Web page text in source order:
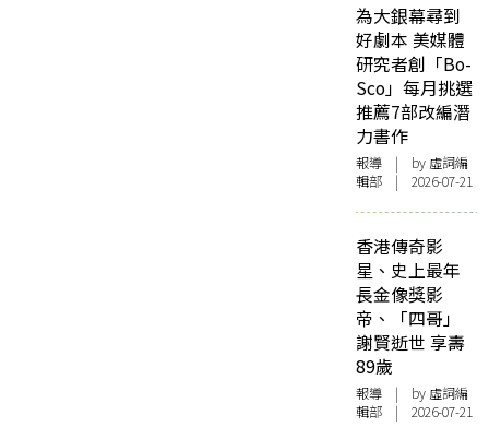
為大銀幕尋到
好劇本 美媒體
研究者創「Bo-
Sco」每月挑選
推薦7部改編潛
力書作
報導 | by 虛詞編
輯部 | 2026-07-21
香港傳奇影
星、史上最年
長金像獎影
帝、「四哥」
謝賢逝世 享壽
89歲
報導 | by 虛詞編
輯部 | 2026-07-21